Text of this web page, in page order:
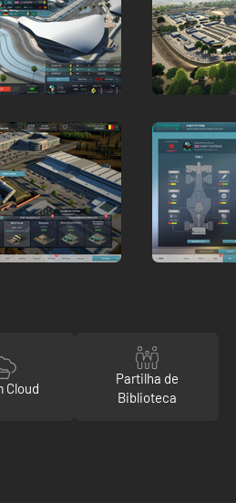
Cloud
Partilha de
Biblioteca